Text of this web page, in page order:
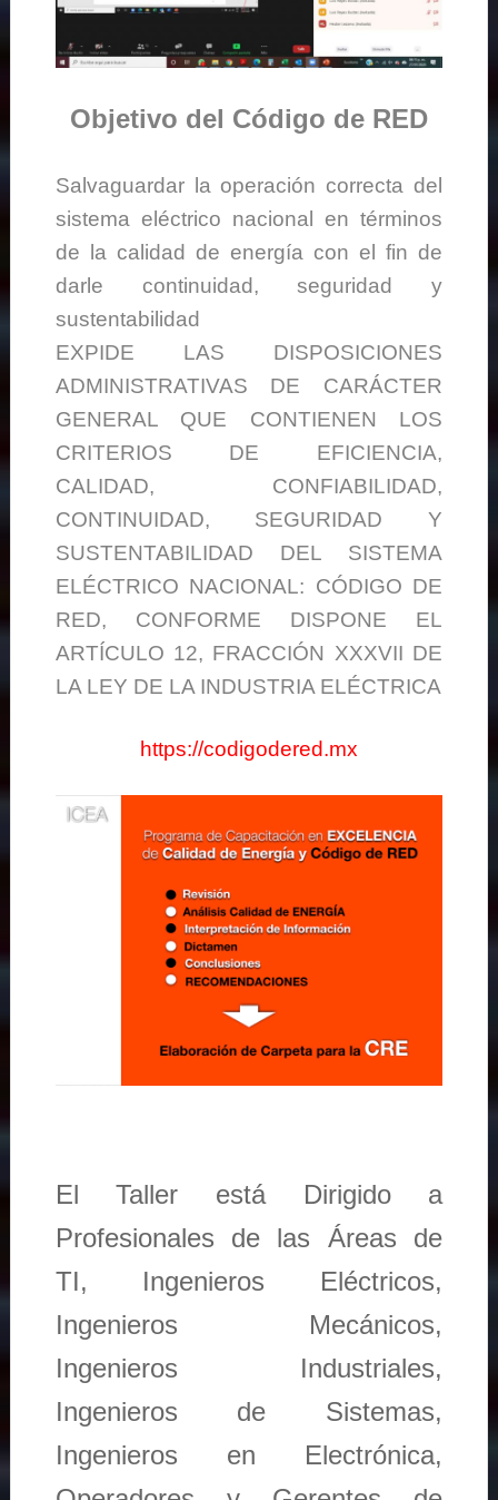
Objetivo del Código de RED
Salvaguardar la operación correcta del
sistema eléctrico nacional en términos
de la calidad de energía con el fin de
darle continuidad, seguridad y
sustentabilidad
EXPIDE LAS DISPOSICIONES
ADMINISTRATIVAS DE CARÁCTER
GENERAL QUE CONTIENEN LOS
CRITERIOS DE EFICIENCIA,
CALIDAD, CONFIABILIDAD,
CONTINUIDAD, SEGURIDAD Y
SUSTENTABILIDAD DEL SISTEMA
ELÉCTRICO NACIONAL: CÓDIGO DE
RED, CONFORME DISPONE EL
ARTÍCULO 12, FRACCIÓN XXXVII DE
LA LEY DE LA INDUSTRIA ELÉCTRICA
https://codigodered.mx
El Taller está Dirigido a
Profesionales de las Áreas de
TI, Ingenieros Eléctricos,
Ingenieros Mecánicos,
Ingenieros Industriales,
Ingenieros de Sistemas,
Ingenieros en Electrónica,